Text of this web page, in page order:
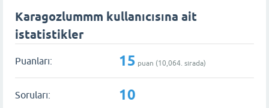
Karagozlummm kullanıcısına ait
istatistikler
Puanları: 15 puan (10,064. sırada)
Soruları: 10